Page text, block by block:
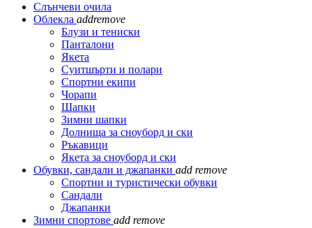
Слънчеви очила
Облекла addremove
Блузи и тениски
Панталони
Якета
Суитшърти и полари
Спортни екипи
Чорапи
Шапки
Зимни шапки
Долнища за сноуборд и ски
Ръкавици
Якета за сноуборд и ски
Обувки, сандали и джапанки add remove
Спортни и туристически обувки
Сандали
Джапанки
Зимни спортове add remove